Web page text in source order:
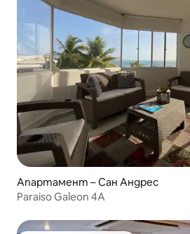
Апартамент – Сан Андрес
Paraiso Galeon 4A